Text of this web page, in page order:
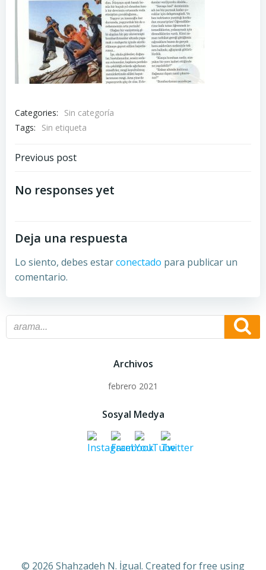
Categories:
Sin categoría
Tags:
Sin etiqueta
Navegación
por
entradas
Previous post
No responses yet
Deja una respuesta
Lo siento, debes estarconectado para publicar un
comentario.
Archivos
febrero 2021
Sosyal Medya
© 2026 Shahzadeh N. İgual. Created for free using